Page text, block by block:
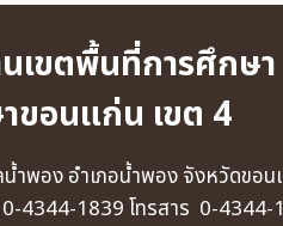
เขตพื้นที่การศึกษา
ขอนแก่น เขต 4
ำพอง อำเภอน้ำพอง จังหวัดขอน
4344-1839 โทรสาร 0-4344-